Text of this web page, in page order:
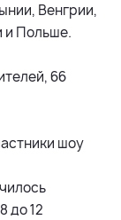
Венгрии,
и Польше.
66
шоу
до 12